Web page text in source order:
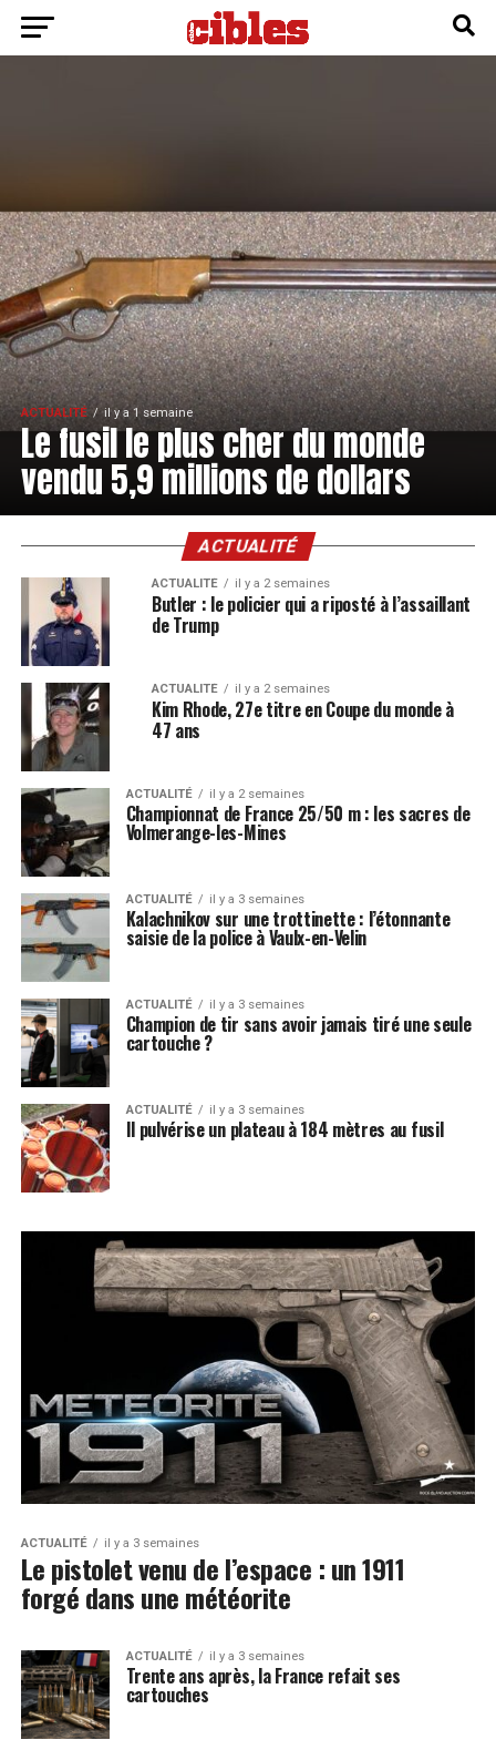
ACTUALITÉ il y a 1 semaine
Le fusil le plus cher du monde
vendu 5,9 millions de dollars
ACTUALITÉ
ACTUALITÉ il y a 2 semaines
Butler : le policier qui a riposté à l’assaillant
de Trump
ACTUALITÉ il y a 2 semaines
Kim Rhode, 27e titre en Coupe du monde à
47 ans
ACTUALITÉ il y a 2 semaines
Championnat de France 25/50 m : les sacres de
Volmerange-les-Mines
ACTUALITÉ il y a 3 semaines
Kalachnikov sur une trottinette : l’étonnante
saisie de la police à Vaulx-en-Velin
ACTUALITÉ il y a 3 semaines
Champion de tir sans avoir jamais tiré une seule
cartouche ?
ACTUALITÉ il y a 3 semaines
Il pulvérise un plateau à 184 mètres au fusil
ACTUALITÉ il y a 3 semaines
Le pistolet venu de l’espace : un 1911
forgé dans une météorite
ACTUALITÉ il y a 3 semaines
Trente ans après, la France refait ses
cartouches